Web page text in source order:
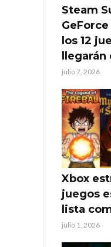
Steam
los 12
julio 7, 2026
Xbox
juegos
lista
julio 1, 2026